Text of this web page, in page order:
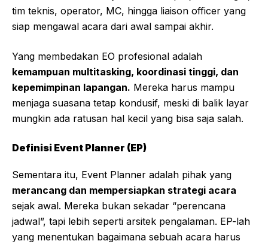
tim teknis, operator, MC, hingga liaison officer yang
siap mengawal acara dari awal sampai akhir.
Yang membedakan EO profesional adalah
kemampuan multitasking, koordinasi tinggi, dan
kepemimpinan lapangan. Mereka harus mampu
menjaga suasana tetap kondusif, meski di balik layar
mungkin ada ratusan hal kecil yang bisa saja salah.
Definisi Event Planner (EP)
Sementara itu, Event Planner adalah pihak yang
merancang dan mempersiapkan strategi acara
sejak awal. Mereka bukan sekadar “perencana
jadwal”, tapi lebih seperti arsitek pengalaman. EP-lah
yang menentukan bagaimana sebuah acara harus